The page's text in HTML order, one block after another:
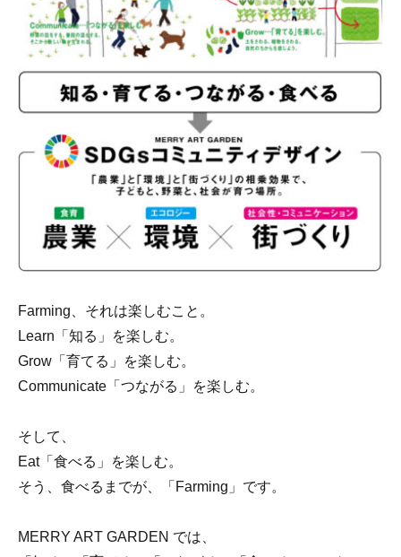
Farming、それは楽しむこと。
Learn「知る」を楽しむ。
Grow「育てる」を楽しむ。
Communicate「つながる」を楽しむ。
そして、
Eat「食べる」を楽しむ。
そう、食べるまでが、「Farming」です。
MERRY ART GARDEN では、